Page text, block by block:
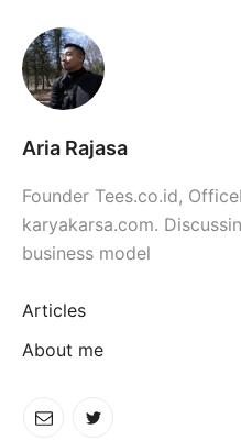
Aria Rajasa
Founder Tees.co.id,
karyakarsa.com.
business model
Articles
About me